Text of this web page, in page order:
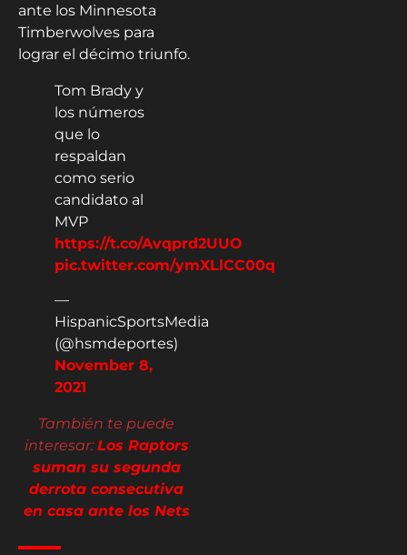
ante los Minnesota
Timberwolves para
lograr el décimo triunfo.
Tom Brady y
los números
que lo
respaldan
como serio
candidato al
MVP
https://t.co/Avqprd2UUO
pic.twitter.com/ymXLlCC00q
—
HispanicSportsMedia
(@hsmdeportes)
November 8,
2021
También te puede
interesar: Los Raptors
suman su segunda
derrota consecutiva
en casa ante los Nets